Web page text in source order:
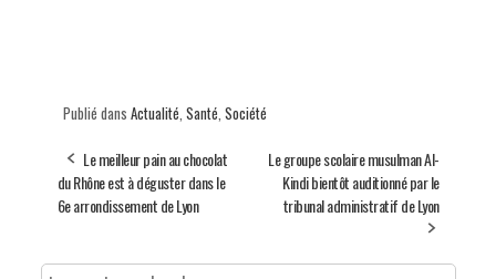
Publié dans Actualité Santé Société
Le meilleur pain au chocolat
du Rhône est à déguster dans le
6e arrondissement de Lyon
Le groupe scolaire musulman Al-
Kindi bientôt auditionné par le
tribunal administratif de Lyon